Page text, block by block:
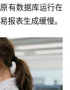
有数据库运行在
报表生成缓慢。